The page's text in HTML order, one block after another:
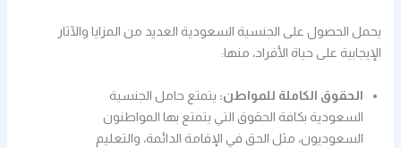
يحمل الحصول على الجنسية السعودية العديد من المزايا والآثار
الإيجابية على حياة الأفراد، منها:
الحقوق الكاملة للمواطن: يتمتع حامل الجنسية
السعودية بكافة الحقوق التي يتمتع بها المواطنون
السعوديون، مثل الحق في الإقامة الدائمة، والتعليم